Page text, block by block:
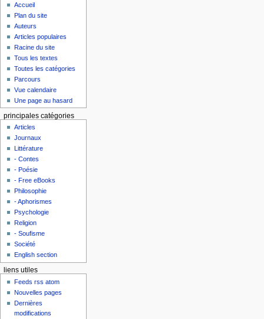
Accueil
Plan du site
Auteurs
Articles populaires
Racine du site
Tous les textes
Toutes les catégories
Parcours
Vue calendaire
Une page au hasard
principales catégories
Articles
Journaux
Littérature
- Contes
- Poésie
- Free eBooks
Philosophie
- Aphorismes
Psychologie
Religion
- Soufisme
Société
English section
liens utiles
Feeds rss atom
Nouvelles pages
Dernières
modifications